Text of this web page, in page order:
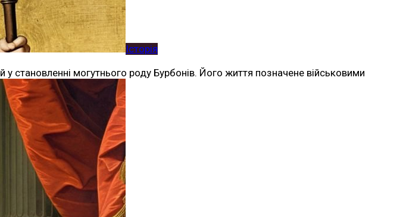
Історія
могутнього роду Бурбонів. Його життя позначене військовими